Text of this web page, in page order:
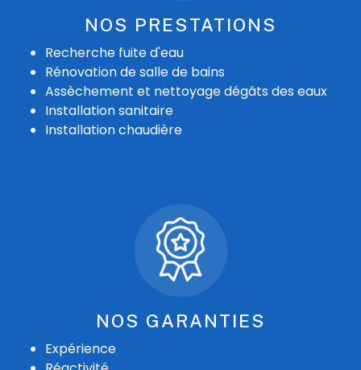
NOS PRESTATIONS
Recherche fuite d'eau
Rénovation de salle de bains
Assèchement et nettoyage dégâts des eaux
Installation sanitaire
Installation chaudière
NOS GARANTIES
Expérience